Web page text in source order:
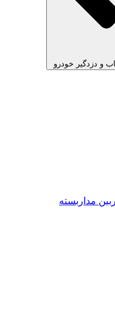
و دزدگیر خودرو
مداربسته